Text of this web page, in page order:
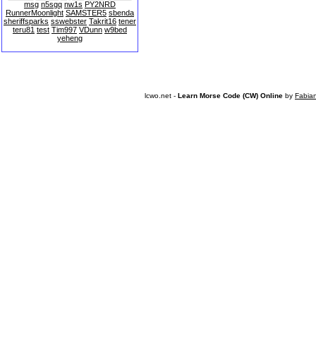
msg n5sgq nw1s PY2NRD
RunnerMoonlight SAMSTER5 sbenda
sheriffsparks sswebster Takrit16 tener
teru81 test Tim997 VDunn w9bed
yeheng
lcwo.net - Learn Morse Code (CW) Online by